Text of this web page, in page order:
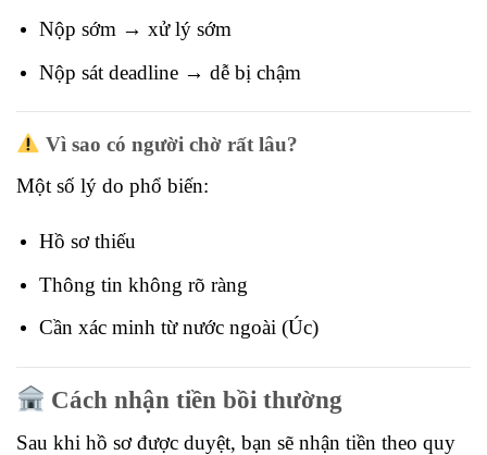
Nộp sớm → xử lý sớm
Nộp sát deadline → dễ bị chậm
Vì sao có người chờ rất lâu?
Một số lý do phổ biến:
Hồ sơ thiếu
Thông tin không rõ ràng
Cần xác minh từ nước ngoài (Úc)
Cách nhận tiền bồi thường
Sau khi hồ sơ được duyệt, bạn sẽ nhận tiền theo quy